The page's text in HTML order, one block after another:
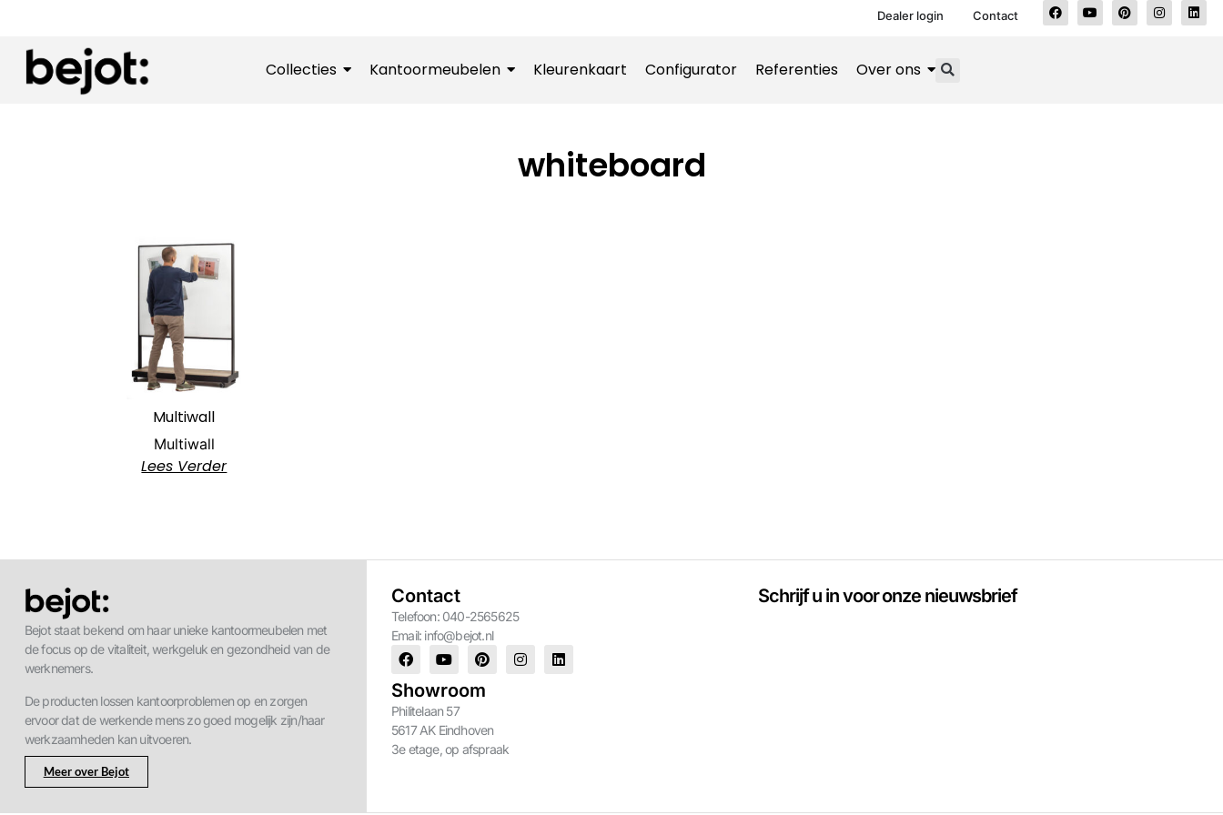
Dealer login Contact
Collecties Kantoormeubelen Kleurenkaart Configurator Referenties Over ons
whiteboard
Multiwall
Multiwall
Lees Verder
Bejot staat bekend om haar unieke kantoormeubelen met
de focus op de vitaliteit, werkgeluk en gezondheid van de
werknemers.
De producten lossen kantoorproblemen op en zorgen
ervoor dat de werkende mens zo goed mogelijk zijn/haar
werkzaamheden kan uitvoeren.
Meer over Bejot
Contact
Telefoon: 040-2565625
Email: info@bejot.nl
Showroom
Philitelaan 57
5617 AK Eindhoven
3e etage, op afspraak
Schrijf u in voor onze nieuwsbrief